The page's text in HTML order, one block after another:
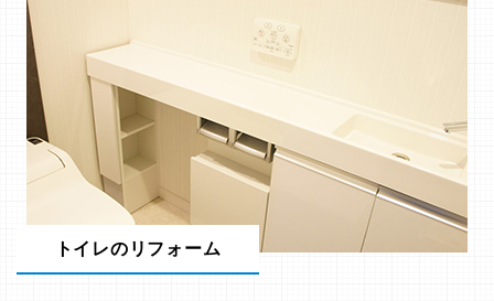
トイレのリフォーム